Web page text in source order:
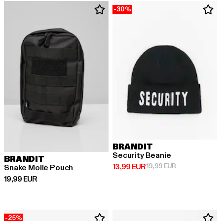
BRANDIT
Snake Molle Pouch
19,99 EUR
Derzeitiger Preis: 19,99 EUR
-30%
BRANDIT
Security Beanie
13,99 EUR
Derzeitiger Preis: 13,99 EUR
19,99 EURAktionspreis:
-25%